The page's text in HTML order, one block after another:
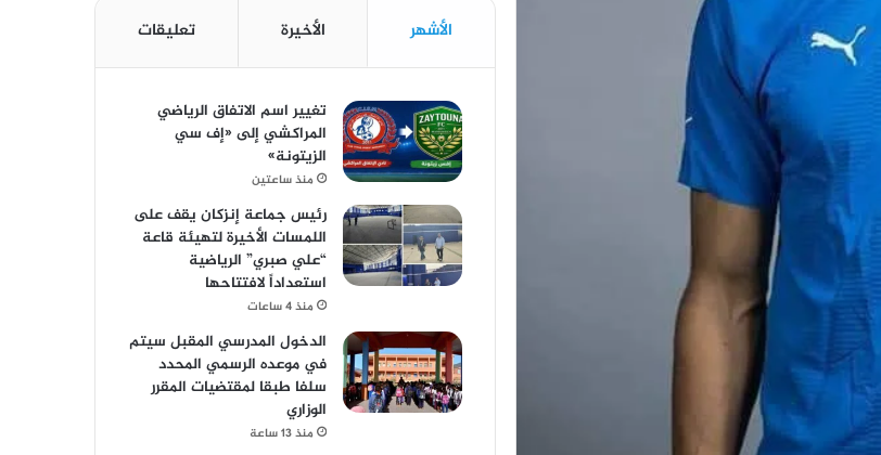
الأشهر الأخيرة تعليقات
تغيير اسم الاتفاق الرياضي
المراكشي إلى «إف سي
الزيتونة»
منذ ساعتين
رئيس جماعة إنزكان يقف على
اللمسات الأخيرة لتهيئة قاعة
“علي صبري” الرياضية
استعداداً لافتتاحها
منذ 4 ساعات
الدخول المدرسي المقبل سیتم
في موعده الرسمي المحدد
سلفا طبقا لمقتضیات المقرر
الوزاري
منذ 13 ساعة